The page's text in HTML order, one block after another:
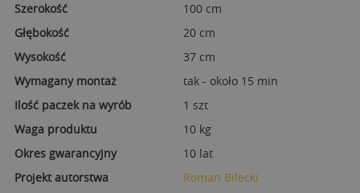
Szerokość
100 cm
Głębokość
20 cm
Wysokość
37 cm
Wymagany montaż
tak - około 15 min
Ilość paczek na wyrób
1 szt
Waga produktu
10 kg
Okres gwarancyjny
10 lat
Projekt autorstwa
Roman Bilecki